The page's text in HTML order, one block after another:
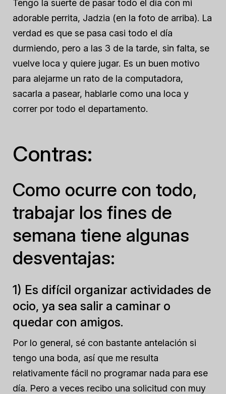
Tengo la suerte de pasar todo el día con mi
adorable perrita, Jadzia (en la foto de arriba). La
verdad es que se pasa casi todo el día
durmiendo, pero a las 3 de la tarde, sin falta, se
vuelve loca y quiere jugar. Es un buen motivo
para alejarme un rato de la computadora,
sacarla a pasear, hablarle como una loca y
correr por todo el departamento.
Contras:
Como ocurre con todo,
trabajar los fines de
semana tiene algunas
desventajas:
1) Es difícil organizar actividades de
ocio, ya sea salir a caminar o
quedar con amigos.
Por lo general, sé con bastante antelación si
tengo una boda, así que me resulta
relativamente fácil no programar nada para ese
día. Pero a veces recibo una solicitud con muy